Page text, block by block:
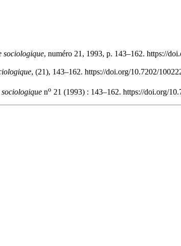
sociologique, numéro 21, 1993, p. 143–162. https://
, (21), 143–162. https://doi.org/10.7202/
sociologique no 21 (1993) : 143–162. https://doi.org/